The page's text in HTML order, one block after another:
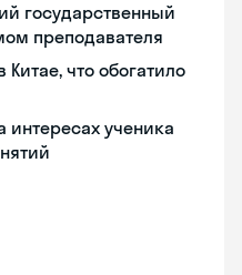
государственный
преподавателя
что обогатило
интересах ученика